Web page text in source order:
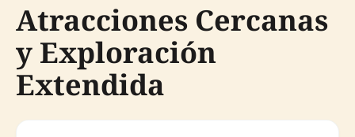
Atracciones Cercanas
y Exploración
Extendida